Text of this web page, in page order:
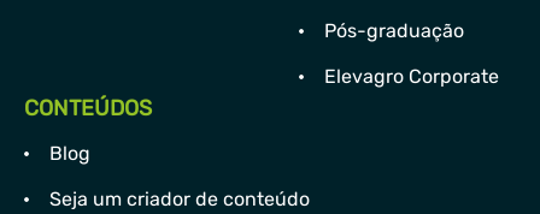
Pós-graduação
Elevagro Corporate
CONTEÚDOS
Blog
Seja um criador de conteúdo